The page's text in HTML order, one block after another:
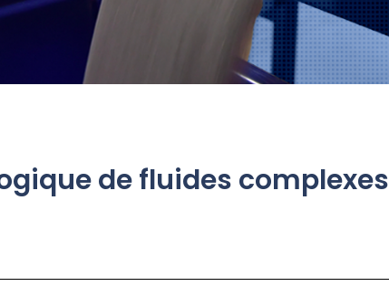
de fluides complexes